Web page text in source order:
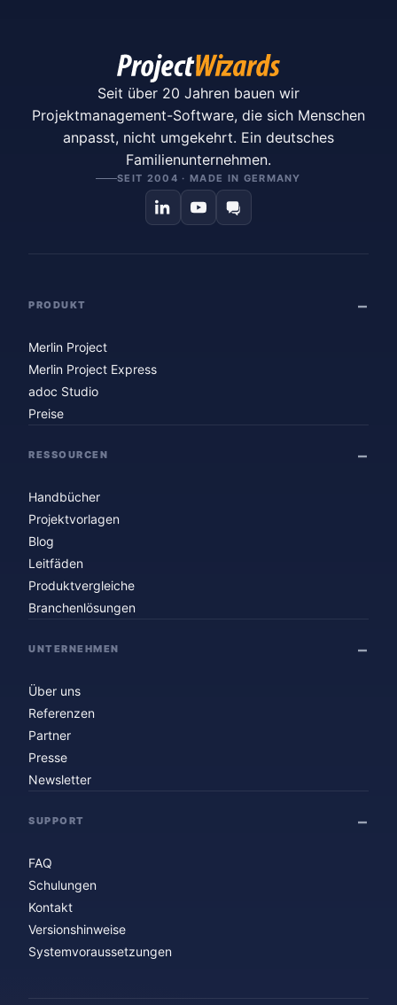
Seit über 20 Jahren bauen wir
Projektmanagement-Software, die sich Menschen
anpasst, nicht umgekehrt. Ein deutsches
Familienunternehmen.
SEIT 2004 · MADE IN GERMANY
PRODUKT
Merlin Project
Merlin Project Express
adoc Studio
Preise
RESSOURCEN
Handbücher
Projektvorlagen
Blog
Leitfäden
Produktvergleiche
Branchenlösungen
UNTERNEHMEN
Über uns
Referenzen
Partner
Presse
Newsletter
SUPPORT
FAQ
Schulungen
Kontakt
Versionshinweise
Systemvoraussetzungen